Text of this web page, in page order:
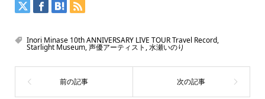
Inori Minase 10th ANNIVERSARY LIVE TOUR Travel Record,
Starlight Museum,声優アーティスト ,水瀬いのり